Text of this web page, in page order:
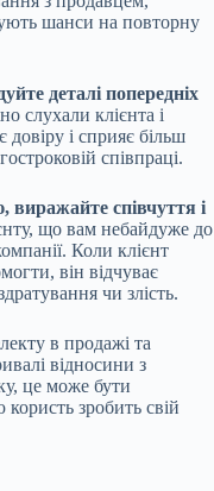
шанси на повторну
деталі попередніх
слухали клієнта і
і сприяє більш
співпраці.
виражайте співчуття і
що вам небайдуже до
Коли клієнт
він відчуває
чи злість.
в продажі та
відносини з
це може бути
зробить свій